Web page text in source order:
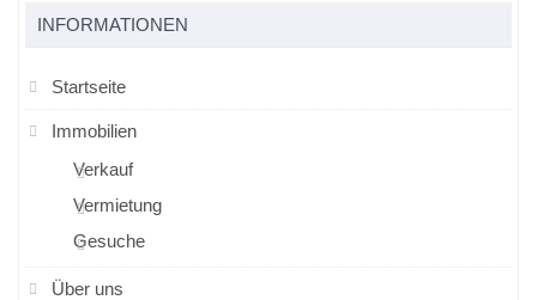
INFORMATIONEN
Startseite
Immobilien
Verkauf
Vermietung
Gesuche
Über uns